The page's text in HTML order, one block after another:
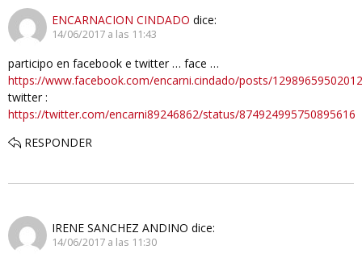
ENCARNACION CINDADO dice:
14/06/2017 a las 11:43
participo en facebook e twitter … face …
https://www.facebook.com/encarni.cindado/posts/
twitter :
https://twitter.com/encarni89246862/status/874924995750895616
RESPONDER
IRENE SANCHEZ ANDINO dice:
14/06/2017 a las 11:30